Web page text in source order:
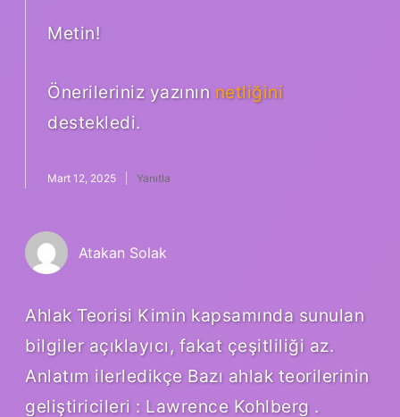
Metin!
Önerileriniz yazının netliğini
destekledi.
Mart 12, 2025 Yanıtla
Atakan Solak
Ahlak Teorisi Kimin kapsamında sunulan
bilgiler açıklayıcı, fakat çeşitliliği az.
Anlatım ilerledikçe Bazı ahlak teorilerinin
geliştiricileri : Lawrence Kohlberg .